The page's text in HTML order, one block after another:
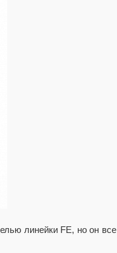
линейки FE, но он все